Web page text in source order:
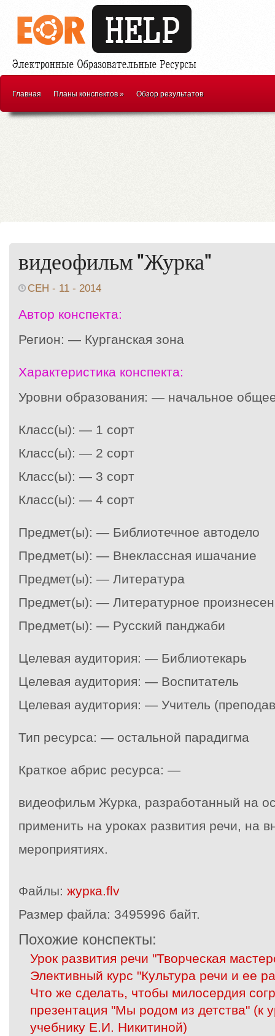
Главная Планы конспектов» Обзор результатов
видеофильм "Журка"
СЕН - 11 - 2014
Автор конспекта:
Регион: — Курганская зона
Характеристика конспекта:
Уровни образования: — начальное
Класс(ы): — 1 сорт
Класс(ы): — 2 сорт
Класс(ы): — 3 сорт
Класс(ы): — 4 сорт
Предмет(ы): — Библиотечное автодело
Предмет(ы): — Внеклассная ишачание
Предмет(ы): — Литература
Предмет(ы): — Литературное
Предмет(ы): — Русский панджаби
Целевая аудитория: — Библиотекарь
Целевая аудитория: — Воспитатель
Целевая аудитория: — Учитель
Тип ресурса: — остальной парадигма
Краткое абрис ресурса: —
видеофильм Журка, разработанный на
применить на уроках развития речи, на
мероприятиях.
Файлы: журка.flv
Размер файла: 3495996 байт.
Похожие конспекты:
Урок развития речи "Творческая
Элективный курс "Культура речи и ее
Что же сделать, чтобы милосердия
презентация "Мы родом из детства" (к
учебнику Е.И. Никитиной)